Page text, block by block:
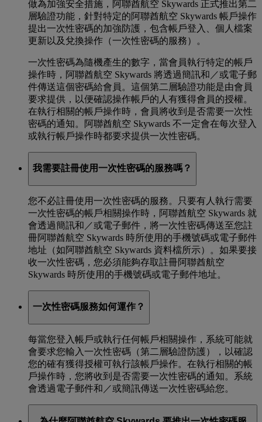
做為加強安全措施，阿聯酋航空 Skywards 正式推出第二
層驗證功能，針對特定的阿聯酋航空 Skywards 帳戶操作
提出一次性密碼的加強防護，包含帳戶登入、個人檔案
更新以及兌換操作（一次性密碼的服務）。
一次性密碼為隨機產生的數字，當會員執行特定的帳戶
操作時，阿聯酋航空 Skywards 將透過簡訊和／或電子郵
件傳送這個密碼給會員。這個第二層驗證功能是由會員
要求提供，以便確認操作帳戶的人有獲得會員的授權。
在執行相關的帳戶操作時，會員將收到是否需要一次性
密碼的通知。阿聯酋航空 Skywards 不一定會在每次登入
或執行帳戶操作時都要求提供一次性密碼。
我需要註冊使用一次性密碼的服務嗎？
您不必註冊使用一次性密碼的服務。只要有人執行需要
一次性密碼的帳戶相關操作時，阿聯酋航空 Skywards 就
會透過簡訊和／或電子郵件，將一次性密碼傳送至您註
冊阿聯酋航空 Skywards 時所使用的手機號碼或電子郵件
地址（如阿聯酋航空 Skywards 資料檔所示）。如果要接
收一次性密碼，您必須能夠存取註冊阿聯酋航空
Skywards 時所使用的手機號碼或電子郵件地址。
一次性密碼服務如何運作？
每當您登入帳戶或執行任何帳戶相關操作，系統可能就
會要求您輸入一次性密碼（第二層驗證防護），以確認
您的確有獲得授權可執行該帳戶操作。在執行相關的帳
戶操作時，您將收到是否需要一次性密碼的通知。系統
會透過電子郵件和／或簡訊傳送一次性密碼給您。